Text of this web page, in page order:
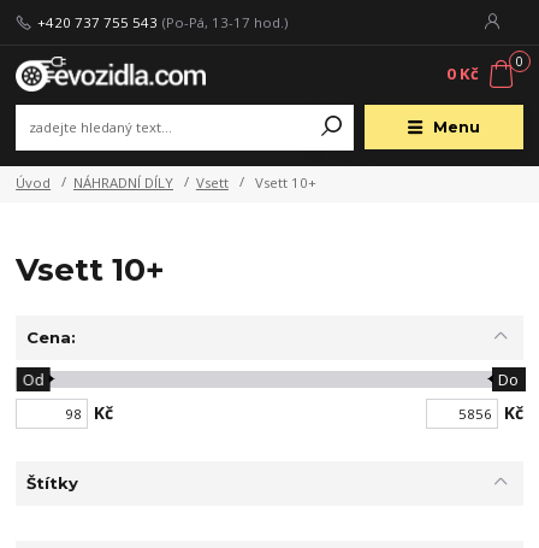
Menu
+420 737 755 543 (Po-Pá, 13-17 hod.)
0
0 Kč
Úvod NÁHRADNÍ DÍLY Vsett Vsett 10+
Vsett 10+
Cena:
Kč
Od Do
Kč
Štítky